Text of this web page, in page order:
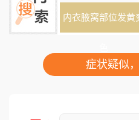
内衣腋窝部位发黄
症状疑似